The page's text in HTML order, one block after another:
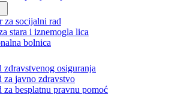
za odnose s javnošću
za zajedničke poslove
za zapošljavanje
za socijalni rad
stara i iznemogla lica
bolnica